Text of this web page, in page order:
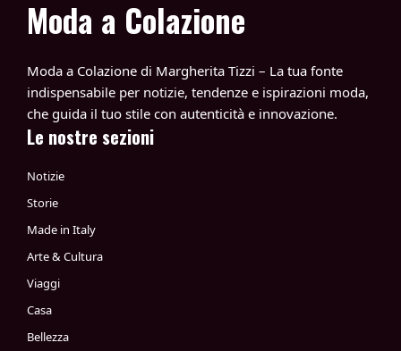
Moda a Colazione
Moda a Colazione di Margherita Tizzi – La tua fonte
indispensabile per notizie, tendenze e ispirazioni moda,
che guida il tuo stile con autenticità e innovazione.
Le nostre sezioni
Notizie
Storie
Made in Italy
Arte & Cultura
Viaggi
Casa
Bellezza